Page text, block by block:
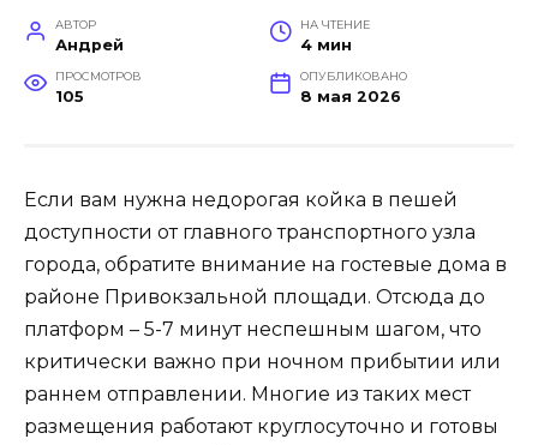
АВТОР
Андрей
НА ЧТЕНИЕ
4 мин
ПРОСМОТРОВ
105
ОПУБЛИКОВАНО
8 мая 2026
Если вам нужна недорогая койка в пешей
доступности от главного транспортного узла
города, обратите внимание на гостевые дома в
районе Привокзальной площади. Отсюда до
платформ – 5-7 минут неспешным шагом, что
критически важно при ночном прибытии или
раннем отправлении. Многие из таких мест
размещения работают круглосуточно и готовы